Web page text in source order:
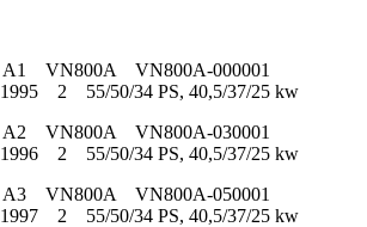
A1 VN800A VN800A-000001
2 55/50/34 PS, 40,5/37/25 kw
A2 VN800A VN800A-030001
2 55/50/34 PS, 40,5/37/25 kw
A3 VN800A VN800A-050001
2 55/50/34 PS, 40,5/37/25 kw